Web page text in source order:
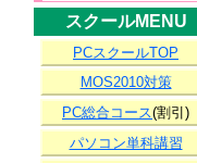
スクールMENU
PCスクールTOP
MOS2010対策
PC総合コース(割引)
パソコン単科講習